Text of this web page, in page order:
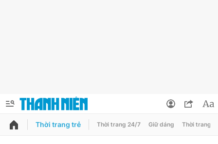
PODCAST QUẢNG CÁO
Thời trang trẻ Thời trang 24/7 Giữ dáng Thời trang